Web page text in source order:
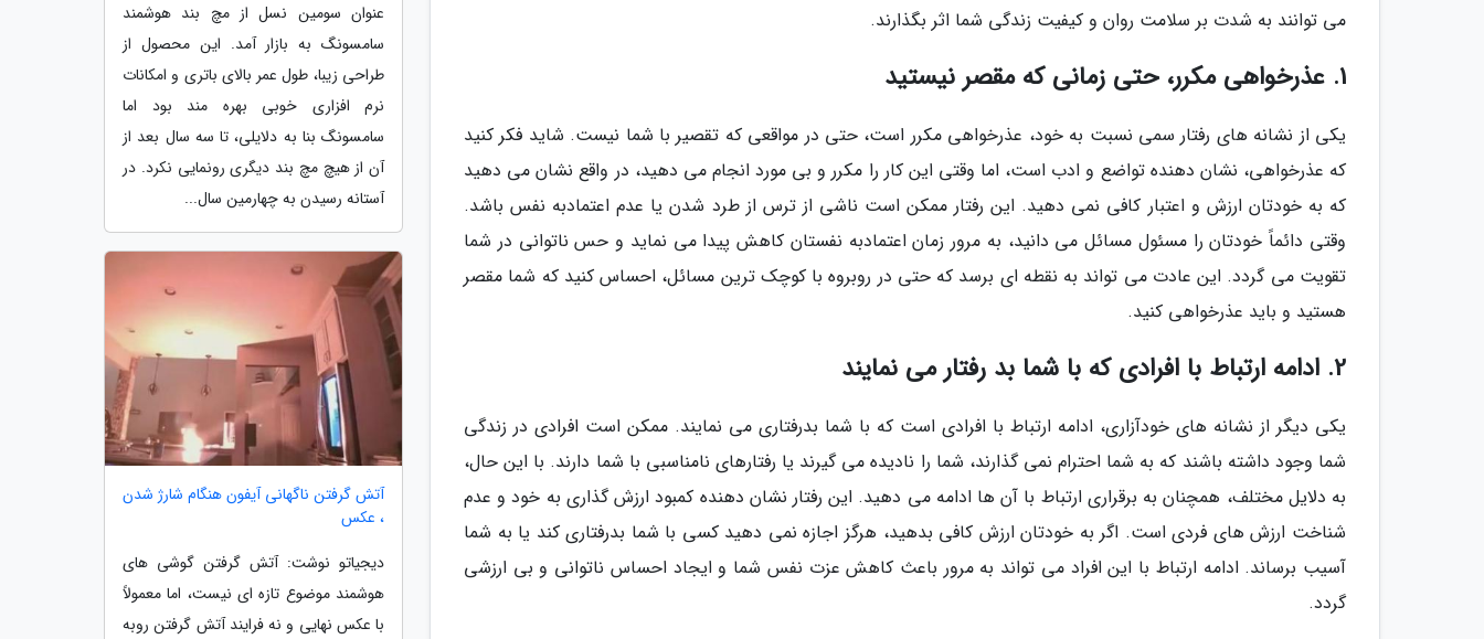
می توانند به شدت بر سلامت روان و کیفیت زندگی شما اثر بگذارند.
1. عذرخواهی مکرر، حتی زمانی که مقصر نیستید
یکی از نشانه های رفتار سمی نسبت به خود، عذرخواهی مکرر است، حتی در مواقعی که تقصیر با شما نیست. شاید فکر کنید
که عذرخواهی، نشان دهنده تواضع و ادب است، اما وقتی این کار را مکرر و بی مورد انجام می دهید، در واقع نشان می دهید
که به خودتان ارزش و اعتبار کافی نمی دهید. این رفتار ممکن است ناشی از ترس از طرد شدن یا عدم اعتمادبه نفس باشد.
وقتی دائماً خودتان را مسئول مسائل می دانید، به مرور زمان اعتمادبه نفستان کاهش پیدا می نماید و حس ناتوانی در شما
تقویت می گردد. این عادت می تواند به نقطه ای برسد که حتی در روبروه با کوچک ترین مسائل، احساس کنید که شما مقصر
هستید و باید عذرخواهی کنید.
2. ادامه ارتباط با افرادی که با شما بد رفتار می نمایند
یکی دیگر از نشانه های خودآزاری، ادامه ارتباط با افرادی است که با شما بدرفتاری می نمایند. ممکن است افرادی در زندگی
شما وجود داشته باشند که به شما احترام نمی گذارند، شما را نادیده می گیرند یا رفتارهای نامناسبی با شما دارند. با این حال،
به دلایل مختلف، همچنان به برقراری ارتباط با آن ها ادامه می دهید. این رفتار نشان دهنده کمبود ارزش گذاری به خود و عدم
شناخت ارزش های فردی است. اگر به خودتان ارزش کافی بدهید، هرگز اجازه نمی دهید کسی با شما بدرفتاری کند یا به شما
آسیب برساند. ادامه ارتباط با این افراد می تواند به مرور باعث کاهش عزت نفس شما و ایجاد احساس ناتوانی و بی ارزشی
گردد.
عنوان سومین نسل از مچ بند هوشمند
سامسونگ به بازار آمد. این محصول از
طراحی زیبا، طول عمر بالای باتری و امکانات
نرم افزاری خوبی بهره مند بود اما
سامسونگ بنا به دلایلی، تا سه سال بعد از
آن از هیچ مچ بند دیگری رونمایی نکرد. در
آستانه رسیدن به چهارمین سال...
آتش گرفتن ناگهانی آیفون هنگام شارژ شدن
، عکس
دیجیاتو نوشت: آتش گرفتن گوشی های
هوشمند موضوع تازه ای نیست، اما معمولاً
با عکس نهایی و نه فرایند آتش گرفتن روبه